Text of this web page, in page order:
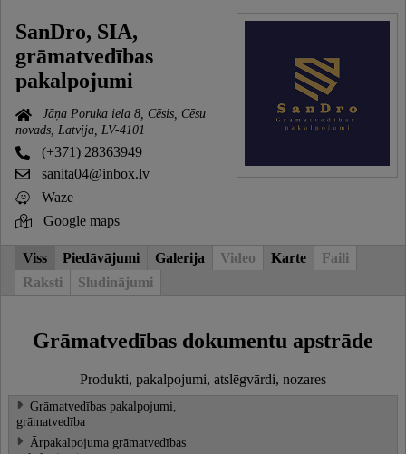
SanDro, SIA,
grāmatvedības
pakalpojumi
Jāņa Poruka iela 8, Cēsis, Cēsu
novads, Latvija, LV-4101
(+371) 28363949
sanita04@inbox.lv
Waze
Google maps
Viss Piedāvājumi Galerija Video Karte
Faili
Raksti
Sludinājumi
Grāmatvedības dokumentu apstrāde
Produkti, pakalpojumi, atslēgvārdi, nozares
Grāmatvedības pakalpojumi,
grāmatvedība
Ārpakalpojuma grāmatvedības